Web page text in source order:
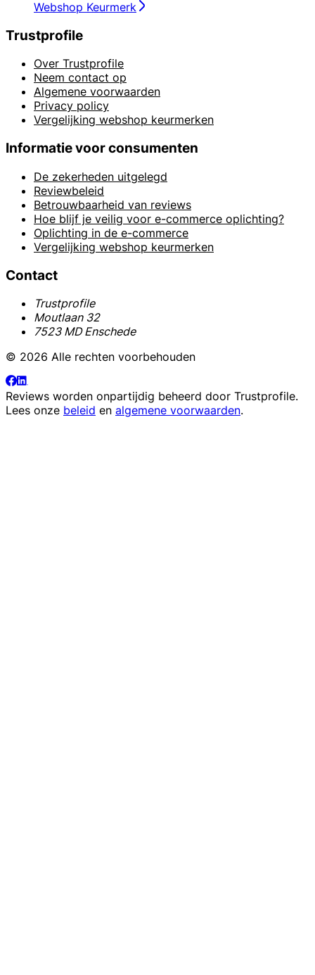
Webshop Keurmerk
Trustprofile
Over Trustprofile
Neem contact op
Algemene voorwaarden
Privacy policy
Vergelijking webshop keurmerken
Informatie voor consumenten
De zekerheden uitgelegd
Reviewbeleid
Betrouwbaarheid van reviews
Hoe blijf je veilig voor e-commerce oplichting?
Oplichting in de e-commerce
Vergelijking webshop keurmerken
Contact
Trustprofile
Moutlaan 32
7523 MD Enschede
© 2026 Alle rechten voorbehouden
Reviews worden onpartijdig beheerd door Trustprofile.
Lees onze beleid en algemene voorwaarden.